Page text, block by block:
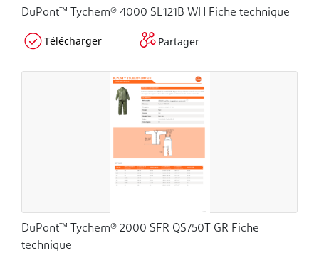
DuPont™ Tychem® 4000 SL121B WH Fiche technique
Télécharger Partager
DuPont™ Tychem® 2000 SFR QS750T GR Fiche
technique